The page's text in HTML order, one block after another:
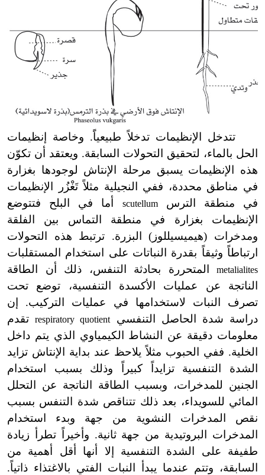
تتدخل الإنظيمات تدخلاً طبيعياًَ. وخاصة إنظيمات
الحل بالماء، لتحقيق التحولات السابقة. ويعتقد أن تكوّن
هذه الإنظيمات يسبق مرحلة الإنتاش لوجودها بغزارة
في مناطق محددة، ففي النجيلية مثلاً تَغْزُر الإنظيمات
في منطقة الترسscutellum
أما في البلح فتتوضع
الإنظيمات بغزارة في منطقة التماس بين الفلقة
ومدخرات (هيميسيللوز) البزرة. ترتبط هذه التحولات
ارتباطاً وثيقاً بقدرة النباتات على استخدام المستقلبات
metalialites
المتحررة بحادثة التنفس، ذلك أن الطاقة
الناتجة عن عمليات الأكسدة التنفسية، توضع تحت
تصرف النبات لاستخدامها في عمليات التركيب. إن
دراسة شدة الحاصل التنفسي
respiratory quotientتقدم
معلومات دقيقة عن النشاط الكيمياوي الذي يتم داخل
الخلية. ففي الحبوب مثلاً يلاحظ عند بداية الإنتاش تزايد
الشدة التنفسية تزايداً كبيراً وذلك بسبب استخدام
الجنين للمدخرات، وبسبب الطاقة الناتجة عن التحلل
المائي للسويداء، بعد ذلك تتناقص شدة التنفس بسبب
نقص المدخرات النشوية من جهة وبدء استخدام
المدخرات البروتيدية من جهة ثانية. وأخيراً تطرأ زيادة
طفيفة على الشدة التنفسية إلا أنها أقل أهمية من
السابقة، وتتم عندما يبدأ النبات الفتي بالاغتذاء ذاتياً.